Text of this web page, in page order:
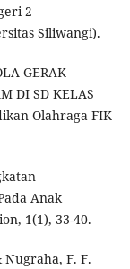
2
Siliwangi).
GERAK
DI SD KELAS
Olahraga FIK
Anak
1(1), 33-40.
Nugraha, F. F.